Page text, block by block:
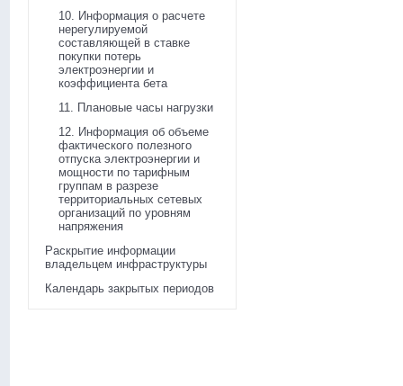
10. Информация о расчете
нерегулируемой
составляющей в ставке
покупки потерь
электроэнергии и
коэффициента бета
11. Плановые часы нагрузки
12. Информация об объеме
фактического полезного
отпуска электроэнергии и
мощности по тарифным
группам в разрезе
территориальных сетевых
организаций по уровням
напряжения
Раскрытие информации
владельцем инфраструктуры
Календарь закрытых периодов